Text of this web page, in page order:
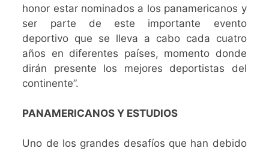
honor estar nominados a los panamericanos y
ser parte de este importante evento
deportivo que se lleva a cabo cada cuatro
años en diferentes países, momento donde
dirán presente los mejores deportistas del
continente”.
PANAMERICANOS Y ESTUDIOS
Uno de los grandes desafíos que han debido